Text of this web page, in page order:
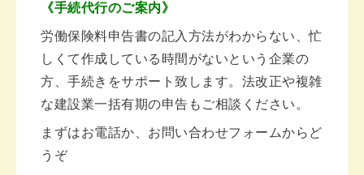
《手続代行のご案内》
労働保険料申告書の記入方法がわからない、忙
しくて作成している時間がないという企業の
方、手続きをサポート致します。法改正や複雑
な建設業一括有期の申告もご相談ください。
まずはお電話か、お問い合わせフォームからど
うぞ